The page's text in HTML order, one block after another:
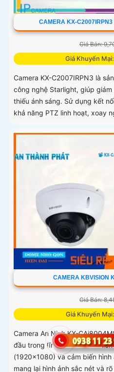
CAMERA KX-C2007IRPN3
Giá Bán:
Giá Khuyến
Camera KX-C2007IRPN3 là
công nghệ Starlight, giúp
thiếu ánh sáng. Sử dụng kết
khả năng PTZ linh hoạt, xoay
CAMERA KBVISION
Giá Bán:
Giá Khuyến
Camera An Ninh KX-
đầu trong lĩnh vực an ninh
(1920x1080) và cảm biến
mang lại hình ảnh sắc nét và